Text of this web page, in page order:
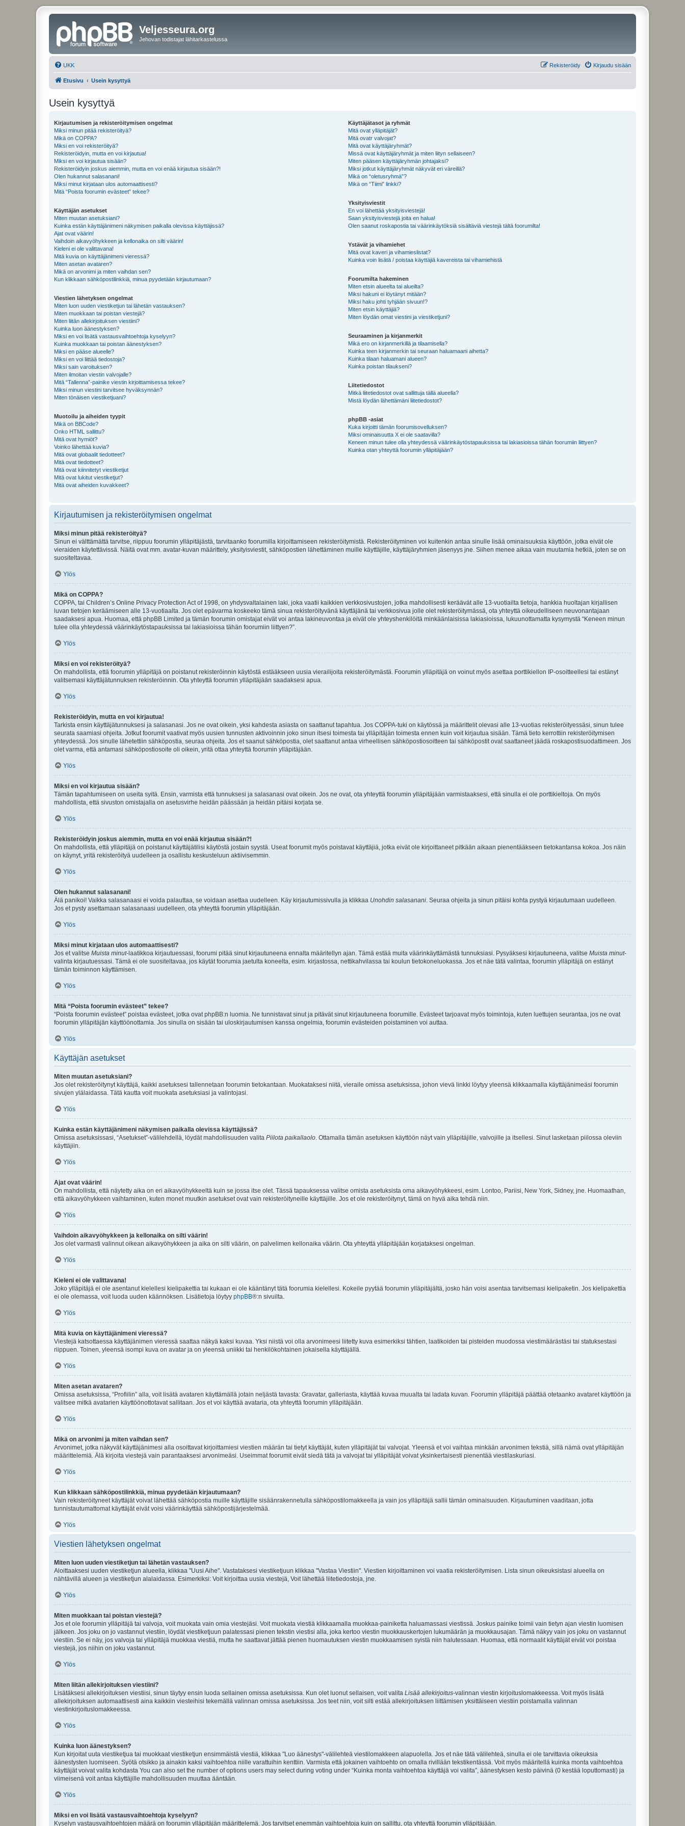
Veljesseura.org
Jehovan todistajat lähitarkastelussa
UKK Kirjaudu sisään
Rekisteröidy
Etusivu Usein kysyttyä
Usein kysyttyä
Kirjautumisen ja rekisteröitymisen ongelmat
Miksi minun pitää rekisteröityä?
Mikä on COPPA?
Miksi en voi rekisteröityä?
Rekisteröidyin, mutta en voi kirjautua!
Miksi en voi kirjautua sisään?
Rekisteröidyin joskus aiemmin, mutta en voi enää kirjautua sisään?!
Olen hukannut salasanani!
Miksi minut kirjataan ulos automaattisesti?
Mitä “Poista foorumin evästeet” tekee?
Käyttäjän asetukset
Miten muutan asetuksiani?
Kuinka estän käyttäjänimeni näkymisen paikalla olevissa käyttäjissä?
Ajat ovat väärin!
Vaihdoin aikavyöhykkeen ja kellonaika on silti väärin!
Kieleni ei ole valittavana!
Mitä kuvia on käyttäjänimeni vieressä?
Miten asetan avataren?
Mikä on arvonimi ja miten vaihdan sen?
Kun klikkaan sähköpostilinkkiä, minua pyydetään kirjautumaan?
Viestien lähetyksen ongelmat
Miten luon uuden viestiketjun tai lähetän vastauksen?
Miten muokkaan tai poistan viestejä?
Miten liitän allekirjoituksen viestiini?
Kuinka luon äänestyksen?
Miksi en voi lisätä vastausvaihtoehtoja kyselyyn?
Kuinka muokkaan tai poistan äänestyksen?
Miksi en pääse alueelle?
Miksi en voi liittää tiedostoja?
Miksi sain varoituksen?
Miten ilmoitan viestin valvojalle?
Mitä “Tallenna”-painike viestin kirjoittamisessa tekee?
Miksi minun viestini tarvitsee hyväksynnän?
Miten tönäisen viestiketjuani?
Muotoilu ja aiheiden tyypit
Mikä on BBCode?
Onko HTML sallittu?
Mitä ovat hymiöt?
Voinko lähettää kuvia?
Mitä ovat globaalit tiedotteet?
Mitä ovat tiedotteet?
Mitä ovat kiinnitetyt viestiketjut
Mitä ovat lukitut viestiketjut?
Mitä ovat aiheiden kuvakkeet?
Käyttäjätasot ja ryhmät
Mitä ovat ylläpitäjät?
Mitä ovatr valvojat?
Mitä ovat käyttäjäryhmät?
Missä ovat käyttäjäryhmät ja miten liityn sellaiseen?
Miten pääsen käyttäjäryhmän johtajaksi?
Miksi jotkut käyttäjäryhmät näkyvät eri väreillä?
Mikä on “oletusryhmä”?
Mikä on “Tiimi” linkki?
Yksityisviestit
En voi lähettää yksityisviestejä!
Saan yksityisviestejä joita en halua!
Olen saanut roskapostia tai väärinkäytöksiä sisältäviä viestejä tältä foorumilta!
Ystävät ja vihamiehet
Mitä ovat kaveri ja vihamieslistat?
Kuinka voin lisätä / poistaa käyttäjiä kavereista tai vihamiehistä
Foorumilta hakeminen
Miten etsin alueelta tai alueilta?
Miksi hakuni ei löytänyt mitään?
Miksi haku johti tyhjään sivuun!?
Miten etsin käyttäjiä?
Miten löydän omat viestini ja viestiketjuni?
Seuraaminen ja kirjanmerkit
Mikä ero on kirjanmerkillä ja tilaamisella?
Kuinka teen kirjanmerkin tai seuraan haluamaani aihetta?
Kuinka tilaan haluamani alueen?
Kuinka poistan tilaukseni?
Liitetiedostot
Mitkä liitetiedostot ovat sallittuja tällä alueella?
Mistä löydän lähettämäni liitetiedostot?
phpBB -asiat
Kuka kirjoitti tämän foorumisovelluksen?
Miksi ominaisuutta X ei ole saatavilla?
Keneen minun tulee olla yhteydessä väärinkäytöstapauksissa tai lakiasioissa tähän foorumiin liittyen?
Kuinka otan yhteyttä foorumin ylläpitäjään?
Kirjautumisen ja rekisteröitymisen ongelmat
Miksi minun pitää rekisteröityä?
Sinun ei välttämättä tarvitse, riippuu foorumin ylläpitäjästä, tarvitaanko foorumilla kirjoittamiseen rekisteröitymistä. Rekisteröityminen voi kuitenkin antaa sinulle lisää ominaisuuksia käyttöön, jotka eivät ole
vieraiden käytettävissä. Näitä ovat mm. avatar-kuvan määrittely, yksityisviestit, sähköpostien lähettäminen muille käyttäjille, käyttäjäryhmien jäsenyys jne. Siihen menee aikaa vain muutamia hetkiä, joten se on
suositeltavaa.
Ylös
Mikä on COPPA?
COPPA, tai Children’s Online Privacy Protection Act of 1998, on yhdysvaltalainen laki, joka vaatii kaikkien verkkosivustojen, jotka mahdollisesti keräävät alle 13-vuotiailta tietoja, hankkia huoltajan kirjallisen
luvan tietojen keräämiseen alle 13-vuotiaalta. Jos olet epävarma koskeeko tämä sinua rekisteröityvänä käyttäjänä tai verkkosivua jolle olet rekisteröitymässä, ota yhteyttä oikeudelliseen neuvonantajaan
saadaksesi apua. Huomaa, että phpBB Limited ja tämän foorumin omistajat eivät voi antaa lakineuvontaa ja eivät ole yhteyshenkilöitä minkäänlaisissa lakiasioissa, lukuunottamatta kysymystä “Keneen minun
tulee olla yhteydessä väärinkäytöstapauksissa tai lakiasioissa tähän foorumiin liittyen?”.
Ylös
Miksi en voi rekisteröityä?
On mahdollista, että foorumin ylläpitäjä on poistanut rekisteröinnin käytöstä estääkseen uusia vierailijoita rekisteröitymästä. Foorumin ylläpitäjä on voinut myös asettaa porttikiellon IP-osoitteellesi tai estänyt
valitsemasi käyttäjätunnuksen rekisteröinnin. Ota yhteyttä foorumin ylläpitäjään saadaksesi apua.
Ylös
Rekisteröidyin, mutta en voi kirjautua!
Tarkista ensin käyttäjätunnuksesi ja salasanasi. Jos ne ovat oikein, yksi kahdesta asiasta on saattanut tapahtua. Jos COPPA-tuki on käytössä ja määrittelit olevasi alle 13-vuotias rekisteröityessäsi, sinun tulee
seurata saamiasi ohjeita. Jotkut foorumit vaativat myös uusien tunnusten aktivoinnin joko sinun itsesi toimesta tai ylläpitäjän toimesta ennen kuin voit kirjautua sisään. Tämä tieto kerrottiin rekisteröitymisen
yhteydessä. Jos sinulle lähetettiin sähköpostia, seuraa ohjeita. Jos et saanut sähköpostia, olet saattanut antaa virheellisen sähköpostiosoitteen tai sähköpostit ovat saattaneet jäädä roskapostisuodattimeen. Jos
olet varma, että antamasi sähköpostiosoite oli oikein, yritä ottaa yhteyttä foorumin ylläpitäjään.
Ylös
Miksi en voi kirjautua sisään?
Tämän tapahtumiseen on useita syitä. Ensin, varmista että tunnuksesi ja salasanasi ovat oikein. Jos ne ovat, ota yhteyttä foorumin ylläpitäjään varmistaaksesi, että sinulla ei ole porttikieltoja. On myös
mahdollista, että sivuston omistajalla on asetusvirhe heidän päässään ja heidän pitäisi korjata se.
Ylös
Rekisteröidyin joskus aiemmin, mutta en voi enää kirjautua sisään?!
On mahdollista, että ylläpitäjä on poistanut käyttäjätilisi käytöstä jostain syystä. Useat foorumit myös poistavat käyttäjiä, jotka eivät ole kirjoittaneet pitkään aikaan pienentääkseen tietokantansa kokoa. Jos näin
on käynyt, yritä rekisteröityä uudelleen ja osallistu keskusteluun aktiivisemmin.
Ylös
Olen hukannut salasanani!
Älä panikoi! Vaikka salasanaasi ei voida palauttaa, se voidaan asettaa uudelleen. Käy kirjautumissivulla ja klikkaa Unohdin salasanani . Seuraa ohjeita ja sinun pitäisi kohta pystyä kirjautumaan uudelleen.
Jos et pysty asettamaan salasanaasi uudelleen, ota yhteyttä foorumin ylläpitäjään.
Ylös
Miksi minut kirjataan ulos automaattisesti?
Jos et valitse Muista minut-laatikkoa kirjautuessasi, foorumi pitää sinut kirjautuneena ennalta määritellyn ajan. Tämä estää muita väärinkäyttämästä tunnuksiasi. Pysyäksesi kirjautuneena, valitse Muista minut-
valinta kirjautuessasi. Tämä ei ole suositeltavaa, jos käytät foorumia jaetulta koneelta, esim. kirjastossa, nettikahvilassa tai koulun tietokoneluokassa. Jos et näe tätä valintaa, foorumin ylläpitäjä on estänyt
tämän toiminnon käyttämisen.
Ylös
Mitä “Poista foorumin evästeet” tekee?
“Poista foorumin evästeet” poistaa evästeet, jotka ovat phpBB:n luomia. Ne tunnistavat sinut ja pitävät sinut kirjautuneena foorumille. Evästeet tarjoavat myös toimintoja, kuten luettujen seurantaa, jos ne ovat
foorumin ylläpitäjän käyttöönottamia. Jos sinulla on sisään tai uloskirjautumisen kanssa ongelmia, foorumin evästeiden poistaminen voi auttaa.
Ylös
Käyttäjän asetukset
Miten muutan asetuksiani?
Jos olet rekisteröitynyt käyttäjä, kaikki asetuksesi tallennetaan foorumin tietokantaan. Muokataksesi niitä, vieraile omissa asetuksissa, johon vievä linkki löytyy yleensä klikkaamalla käyttäjänimeäsi foorumin
sivujen ylälaidassa. Tätä kautta voit muokata asetuksiasi ja valintojasi.
Ylös
Kuinka estän käyttäjänimeni näkymisen paikalla olevissa käyttäjissä?
Omissa asetuksissasi, “Asetukset”-välilehdellä, löydät mahdollisuuden valita Piilota paikallaolo . Ottamalla tämän asetuksen käyttöön näyt vain ylläpitäjille, valvojille ja itsellesi. Sinut lasketaan piilossa oleviin
käyttäjiin.
Ylös
Ajat ovat väärin!
On mahdollista, että näytetty aika on eri aikavyöhykkeeltä kuin se jossa itse olet. Tässä tapauksessa valitse omista asetuksista oma aikavyöhykkeesi, esim. Lontoo, Pariisi, New York, Sidney, jne. Huomaathan,
että aikavyöhykkeen vaihtaminen, kuten monet muutkin asetukset ovat vain rekisteröityneille käyttäjille. Jos et ole rekisteröitynyt, tämä on hyvä aika tehdä niin.
Ylös
Vaihdoin aikavyöhykkeen ja kellonaika on silti väärin!
Jos olet varmasti valinnut oikean aikavyöhykkeen ja aika on silti väärin, on palvelimen kellonaika väärin. Ota yhteyttä ylläpitäjään korjataksesi ongelman.
Ylös
Kieleni ei ole valittavana!
Joko ylläpitäjä ei ole asentanut kielellesi kielipakettia tai kukaan ei ole kääntänyt tätä foorumia kielellesi. Kokeile pyytää foorumin ylläpitäjältä, josko hän voisi asentaa tarvitsemasi kielipaketin. Jos kielipakettia
ei ole olemassa, voit luoda uuden käännöksen. Lisätietoja löytyy phpBB®:n sivuilta.
Ylös
Mitä kuvia on käyttäjänimeni vieressä?
Viestejä katsottaessa käyttäjänimen vieressä saattaa näkyä kaksi kuvaa. Yksi niistä voi olla arvonimeesi liitetty kuva esimerkiksi tähtien, laatikoiden tai pisteiden muodossa viestimäärästäsi tai statuksestasi
riippuen. Toinen, yleensä isompi kuva on avatar ja on yleensä uniikki tai henkilökohtainen jokaisella käyttäjällä.
Ylös
Miten asetan avataren?
Omissa asetuksissa, “Profiilin” alla, voit lisätä avataren käyttämällä jotain neljästä tavasta: Gravatar, galleriasta, käyttää kuvaa muualta tai ladata kuvan. Foorumin ylläpitäjä päättää otetaanko avataret käyttöön ja
valitsee mitkä avatarien käyttöönottotavat sallitaan. Jos et voi käyttää avataria, ota yhteyttä foorumin ylläpitäjään.
Ylös
Mikä on arvonimi ja miten vaihdan sen?
Arvonimet, jotka näkyvät käyttäjänimesi alla osoittavat kirjoittamiesi viestien määrän tai tietyt käyttäjät, kuten ylläpitäjät tai valvojat. Yleensä et voi vaihtaa minkään arvonimen tekstiä, sillä nämä ovat ylläpitäjän
määrittelemiä. Älä kirjoita viestejä vain parantaaksesi arvonimeäsi. Useimmat foorumit eivät siedä tätä ja valvojat tai ylläpitäjät voivat yksinkertaisesti pienentää viestilaskuriasi.
Ylös
Kun klikkaan sähköpostilinkkiä, minua pyydetään kirjautumaan?
Vain rekisteröityneet käyttäjät voivat lähettää sähköpostia muille käyttäjille sisäänrakennetulla sähköpostilomakkeella ja vain jos ylläpitäjä sallii tämän ominaisuuden. Kirjautuminen vaaditaan, jotta
tunnistautumattomat käyttäjät eivät voisi väärinkäyttää sähköpostijärjestelmää.
Ylös
Viestien lähetyksen ongelmat
Miten luon uuden viestiketjun tai lähetän vastauksen?
Aloittaaksesi uuden viestiketjun alueella, klikkaa "Uusi Aihe". Vastataksesi viestiketjuun klikkaa "Vastaa Viestiin". Viestien kirjoittaminen voi vaatia rekisteröitymisen. Lista sinun oikeuksistasi alueella on
nähtävillä alueen ja viestiketjun alalaidassa. Esimerkiksi: Voit kirjoittaa uusia viestejä, Voit lähettää liitetiedostoja, jne.
Ylös
Miten muokkaan tai poistan viestejä?
Jos et ole foorumin ylläpitäjä tai valvoja, voit muokata vain omia viestejäsi. Voit muokata viestiä klikkaamalla muokkaa-painiketta haluamassasi viestissä. Joskus painike toimii vain tietyn ajan viestin luomisen
jälkeen. Jos joku on jo vastannut viestiin, löydät viestiketjuun palatessasi pienen tekstin viestisi alla, joka kertoo viestin muokkauskertojen lukumäärän ja muokkausajan. Tämä näkyy vain jos joku on vastannut
viestiin. Se ei näy, jos valvoja tai ylläpitäjä muokkaa viestiä, mutta he saattavat jättää pienen huomautuksen viestin muokkaamisen syistä niin halutessaan. Huomaa, että normaalit käyttäjät eivät voi poistaa
viestejä, jos niihin on joku vastannut.
Ylös
Miten liitän allekirjoituksen viestiini?
Lisätäksesi allekirjoituksen viestiisi, sinun täytyy ensin luoda sellainen omissa asetuksissa. Kun olet luonut sellaisen, voit valita Lisää allekirjoitus-valinnan viestin kirjoituslomakkeessa. Voit myös lisätä
allekirjoituksen automaattisesti aina kaikkiin viesteihisi tekemällä valinnan omissa asetuksissa. Jos teet niin, voit silti estää allekirjoituksen liittämisen yksittäiseen viestiin poistamalla valinnan
viestinkirjoituslomakkeessa.
Ylös
Kuinka luon äänestyksen?
Kun kirjoitat uuta viestiketjua tai muokkaat viestiketjun ensimmäistä viestiä, klikkaa "Luo äänestys"-välilehteä viestilomakkeen alapuolella. Jos et näe tätä välilehteä, sinulla ei ole tarvittavia oikeuksia
äänestysten luomiseen. Syötä otsikko ja ainakin kaksi vaihtoehtoa niille varattuihin kenttiin. Varmista että jokainen vaihtoehto on omalla rivillään tekstikentässä. Voit myös määritellä kuinka monta vaihtoehtoa
käyttäjät voivat valita kohdasta You can also set the number of options users may select during voting under “Kuinka monta vaihtoehtoa käyttäjä voi valita”, äänestyksen kesto päivinä (0 kestää loputtomasti) ja
viimeisenä voit antaa käyttäjille mahdollisuuden muuttaa ääntään.
Ylös
Miksi en voi lisätä vastausvaihtoehtoja kyselyyn?
Kyselyn vastausvaihtoehtojen määrä on foorumin ylläpitäjän määrittelemä. Jos tarvitset enemmän vaihtoehtoja kuin on sallittu, ota yhteyttä foorumin ylläpitäjään.